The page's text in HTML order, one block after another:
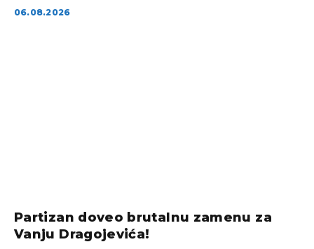
06.08.2026
Partizan doveo brutalnu zamenu za
Vanju Dragojevića!